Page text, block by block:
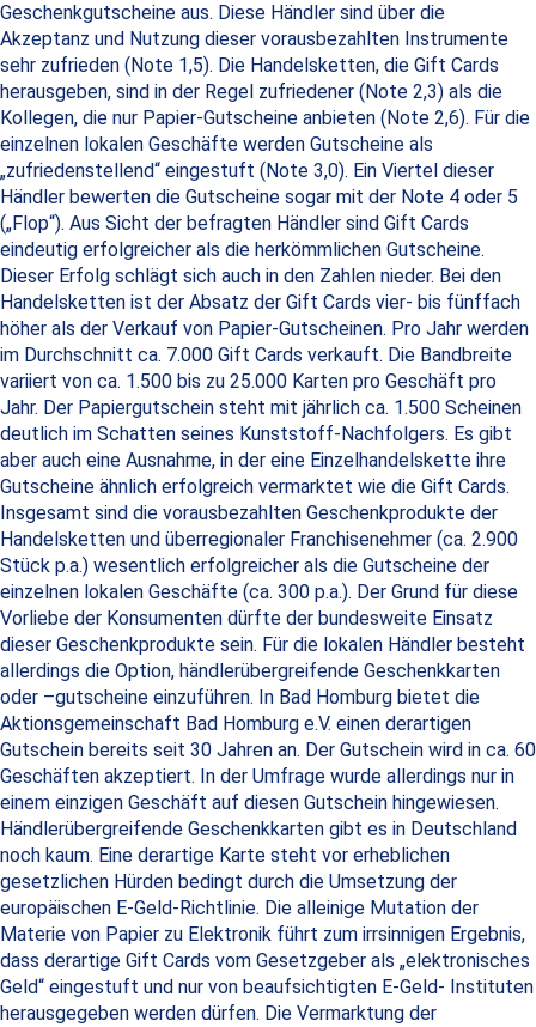
Geschenkgutscheine aus. Diese Händler sind über die
Akzeptanz und Nutzung dieser vorausbezahlten Instrumente
sehr zufrieden (Note 1,5). Die Handelsketten, die Gift Cards
herausgeben, sind in der Regel zufriedener (Note 2,3) als die
Kollegen, die nur Papier-Gutscheine anbieten (Note 2,6). Für die
einzelnen lokalen Geschäfte werden Gutscheine als
„zufriedenstellend“ eingestuft (Note 3,0). Ein Viertel dieser
Händler bewerten die Gutscheine sogar mit der Note 4 oder 5
(„Flop“). Aus Sicht der befragten Händler sind Gift Cards
eindeutig erfolgreicher als die herkömmlichen Gutscheine.
Dieser Erfolg schlägt sich auch in den Zahlen nieder. Bei den
Handelsketten ist der Absatz der Gift Cards vier- bis fünffach
höher als der Verkauf von Papier-Gutscheinen. Pro Jahr werden
im Durchschnitt ca. 7.000 Gift Cards verkauft. Die Bandbreite
variiert von ca. 1.500 bis zu 25.000 Karten pro Geschäft pro
Jahr. Der Papiergutschein steht mit jährlich ca. 1.500 Scheinen
deutlich im Schatten seines Kunststoff-Nachfolgers. Es gibt
aber auch eine Ausnahme, in der eine Einzelhandelskette ihre
Gutscheine ähnlich erfolgreich vermarktet wie die Gift Cards.
Insgesamt sind die vorausbezahlten Geschenkprodukte der
Handelsketten und überregionaler Franchisenehmer (ca. 2.900
Stück p.a.) wesentlich erfolgreicher als die Gutscheine der
einzelnen lokalen Geschäfte (ca. 300 p.a.). Der Grund für diese
Vorliebe der Konsumenten dürfte der bundesweite Einsatz
dieser Geschenkprodukte sein. Für die lokalen Händler besteht
allerdings die Option, händlerübergreifende Geschenkkarten
oder –gutscheine einzuführen. In Bad Homburg bietet die
Aktionsgemeinschaft Bad Homburg e.V. einen derartigen
Gutschein bereits seit 30 Jahren an. Der Gutschein wird in ca. 60
Geschäften akzeptiert. In der Umfrage wurde allerdings nur in
einem einzigen Geschäft auf diesen Gutschein hingewiesen.
Händlerübergreifende Geschenkkarten gibt es in Deutschland
noch kaum. Eine derartige Karte steht vor erheblichen
gesetzlichen Hürden bedingt durch die Umsetzung der
europäischen E-Geld-Richtlinie. Die alleinige Mutation der
Materie von Papier zu Elektronik führt zum irrsinnigen Ergebnis,
dass derartige Gift Cards vom Gesetzgeber als „elektronisches
Geld“ eingestuft und nur von beaufsichtigten E-Geld- Instituten
herausgegeben werden dürfen. Die Vermarktung der